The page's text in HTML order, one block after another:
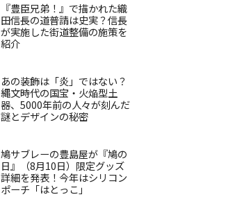
『豊臣兄弟！』で描かれた織
田信長の道普請は史実？信長
が実施した街道整備の施策を
紹介
あの装飾は「炎」ではない？
縄文時代の国宝・火焔型土
器、5000年前の人々が刻んだ
謎とデザインの秘密
鳩サブレーの豊島屋が『鳩の
日』（8月10日）限定グッズ
詳細を発表！今年はシリコン
ポーチ「はとっこ」